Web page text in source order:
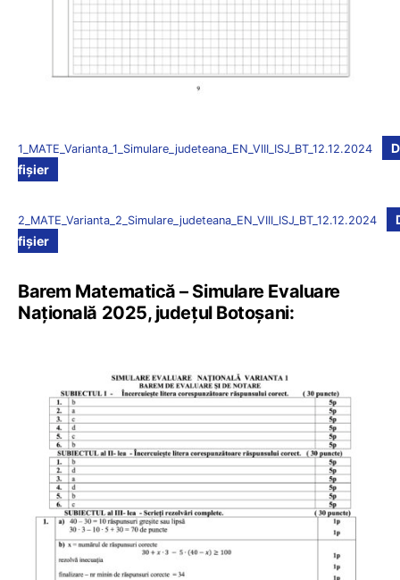
1_MATE_Varianta_1_Simulare_judeteana_EN_VIII_ISJ_BT_12.12.2024
fișier
2_MATE_Varianta_2_Simulare_judeteana_EN_VIII_ISJ_BT_12.12.2024
fișier
Barem Matematică – Simulare Evaluare
Națională 2025, județul Botoșani: